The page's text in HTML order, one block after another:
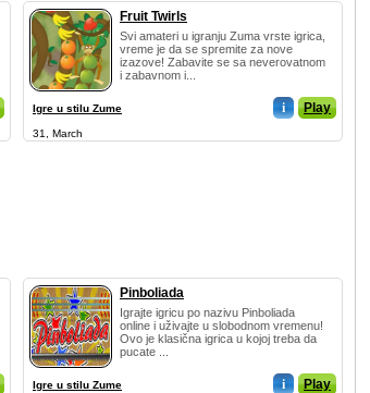
Fruit Twirls
Svi amateri u igranju Zuma vrste igrica,
vreme je da se spremite za nove
izazove! Zabavite se sa neverovatnom
i zabavnom i...
Igre u stilu Zume i Play
31, March
Pinboliada
Igrajte igricu po nazivu Pinboliada
online i uživajte u slobodnom vremenu!
Ovo je klasična igrica u kojoj treba da
pucate ...
Igre u stilu Zume i Play